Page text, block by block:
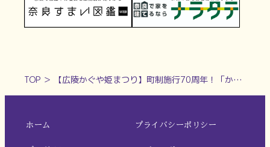
TOP ＞ 【広陵かぐや姫まつり】町制施行70周年！「かぐや姫のふるさと」奈良県広陵町で開催！
ホーム プライバシーポリシー